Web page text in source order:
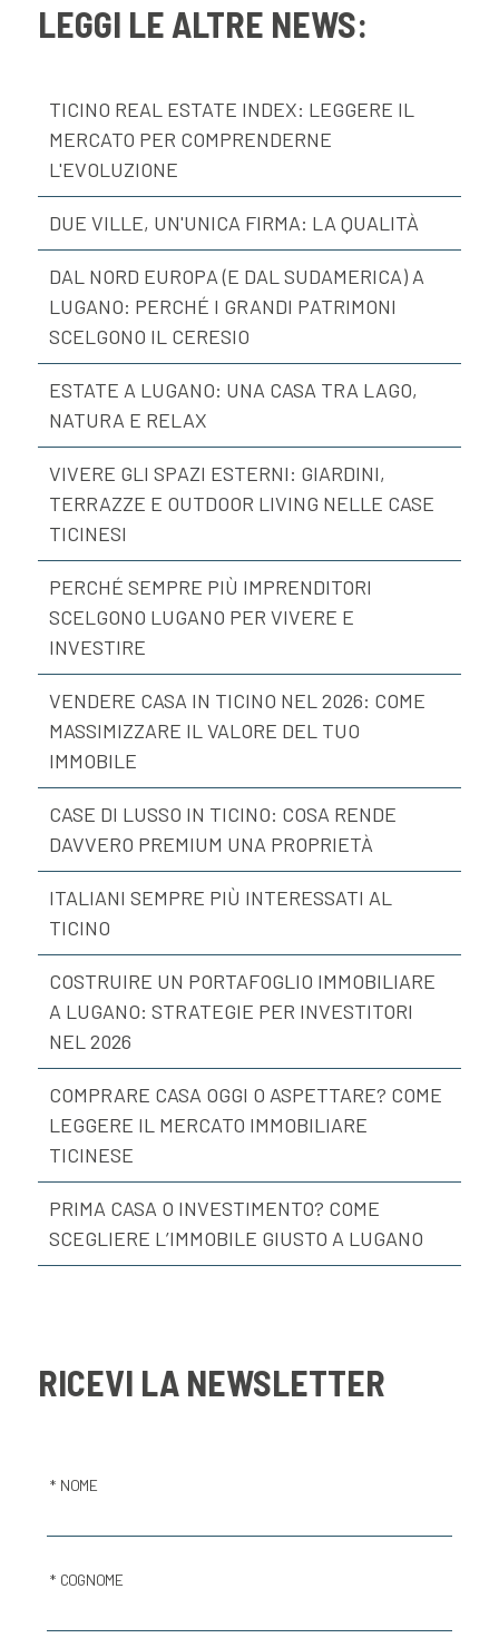
LEGGI LE ALTRE NEWS:
TICINO REAL ESTATE INDEX: LEGGERE IL
MERCATO PER COMPRENDERNE
L'EVOLUZIONE
DUE VILLE, UN'UNICA FIRMA: LA QUALITÀ
DAL NORD EUROPA (E DAL SUDAMERICA) A
LUGANO: PERCHÉ I GRANDI PATRIMONI
SCELGONO IL CERESIO
ESTATE A LUGANO: UNA CASA TRA LAGO,
NATURA E RELAX
VIVERE GLI SPAZI ESTERNI: GIARDINI,
TERRAZZE E OUTDOOR LIVING NELLE CASE
TICINESI
PERCHÉ SEMPRE PIÙ IMPRENDITORI
SCELGONO LUGANO PER VIVERE E
INVESTIRE
VENDERE CASA IN TICINO NEL 2026: COME
MASSIMIZZARE IL VALORE DEL TUO
IMMOBILE
CASE DI LUSSO IN TICINO: COSA RENDE
DAVVERO PREMIUM UNA PROPRIETÀ
ITALIANI SEMPRE PIÙ INTERESSATI AL
TICINO
COSTRUIRE UN PORTAFOGLIO IMMOBILIARE
A LUGANO: STRATEGIE PER INVESTITORI
NEL 2026
COMPRARE CASA OGGI O ASPETTARE? COME
LEGGERE IL MERCATO IMMOBILIARE
TICINESE
PRIMA CASA O INVESTIMENTO? COME
SCEGLIERE L’IMMOBILE GIUSTO A LUGANO
RICEVI LA NEWSLETTER
* NOME
* COGNOME